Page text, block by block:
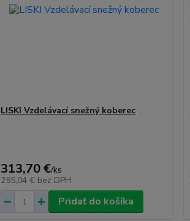
LISKI Vzdelávací snežný koberec
313,70 €/ks
255,04 € bez DPH
Pridať do košíka